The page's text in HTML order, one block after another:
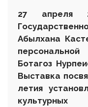
27
Абылхана
Ботагоз
Выставка
летия